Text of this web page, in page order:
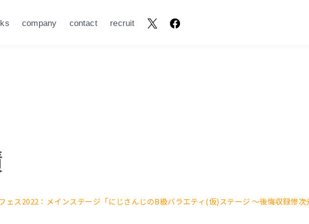
company contact recruit
ェス2022：メインステージ「にじさんじのB級バラエティ(仮)ステージ 〜後悔収録惨次